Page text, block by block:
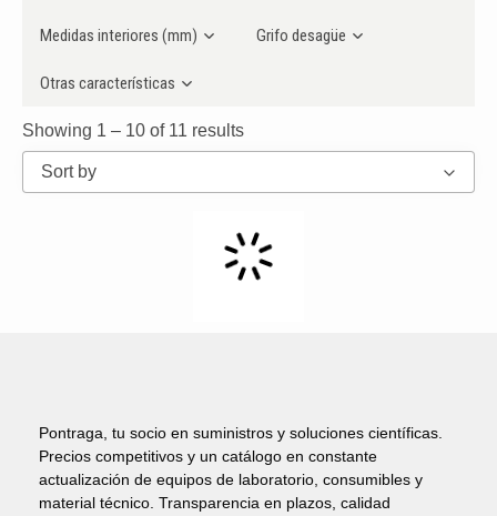
Medidas interiores (mm) Grifo desagüe
Otras características
Showing 1 – 10 of 11 results
Sort by
Pontraga, tu socio en suministros y soluciones científicas.
Precios competitivos y un catálogo en constante
actualización de equipos de laboratorio, consumibles y
material técnico. Transparencia en plazos, calidad